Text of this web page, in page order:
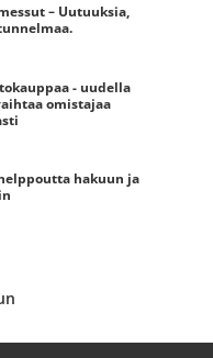
– Uutuuksia,
- uudella
omistajaa
hakuun ja